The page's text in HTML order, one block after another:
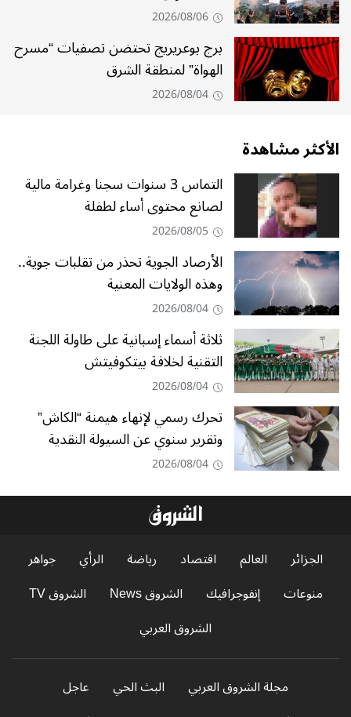
2026/08/06
برج بوعريريج تحتضن تصفيات “مسرح
الهواة” لمنطقة الشرق
2026/08/04
الأكثر مشاهدة
التماس 3 سنوات سجنا وغرامة مالية
لصانع محتوى أساء لطفلة
2026/08/05
الأرصاد الجوية تحذر من تقلبات جوية..
وهذه الولايات المعنية
2026/08/04
ثلاثة أسماء إسبانية على طاولة اللجنة
التقنية لخلافة بيتكوفيتش
2026/08/04
تحرك رسمي لإنهاء هيمنة “الكاش”
وتقرير سنوي عن السيولة النقدية
2026/08/04
الجزائر العالم اقتصاد رياضة الرأي
جواهر
منوعات
إنفوجرافيك الشروق News
الشروق TV
الشروق العربي
مجلة الشروق العربي البث الحي
عاجل